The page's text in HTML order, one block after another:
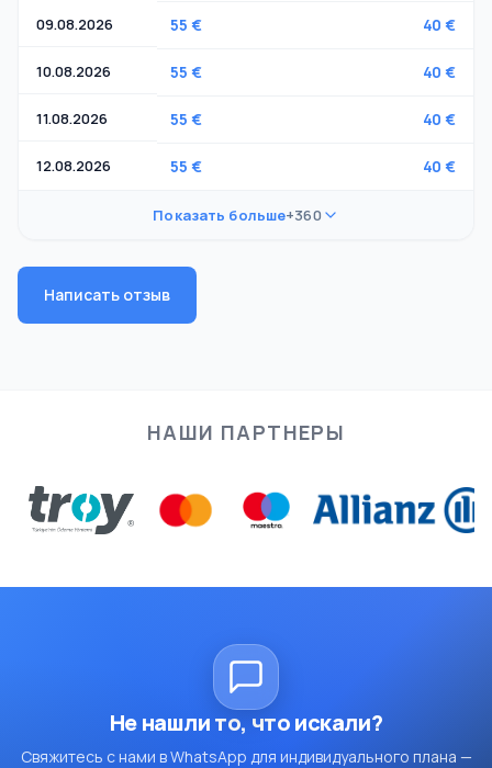
09.08.2026 55 € 40 €
10.08.2026 55 € 40 €
11.08.2026 55 € 40 €
12.08.2026 55 € 40 €
Показать больше+360
Написать отзыв
НАШИ ПАРТНЕРЫ
Не нашли то, что искали?
Свяжитесь с нами в WhatsApp для индивидуального плана —